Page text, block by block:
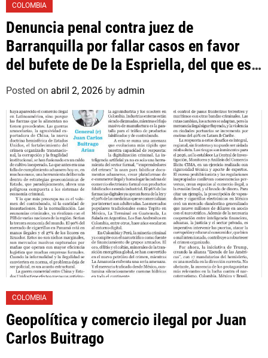
COLOMBIA
Denuncia penal contra juez de
Barranquilla por fallar casos en favor
del bufete de De la Espriella, del que es
asociado un hijo suyo
Posted on abril 2, 2026 by admin
COLOMBIA
Geopolítica y comercio ilegal por Juan
Carlos Buitrago